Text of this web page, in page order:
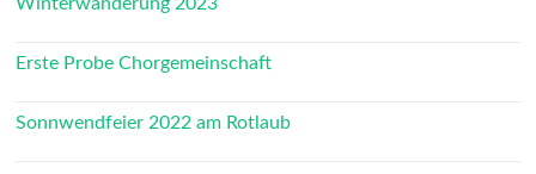
Erste Probe Chorgemeinschaft
Sonnwendfeier 2022 am Rotlaub